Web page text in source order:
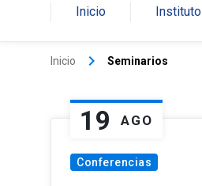
Inicio Instituto
Inicio keyboard_arrow_right Seminarios
19 AGO
Conferencias